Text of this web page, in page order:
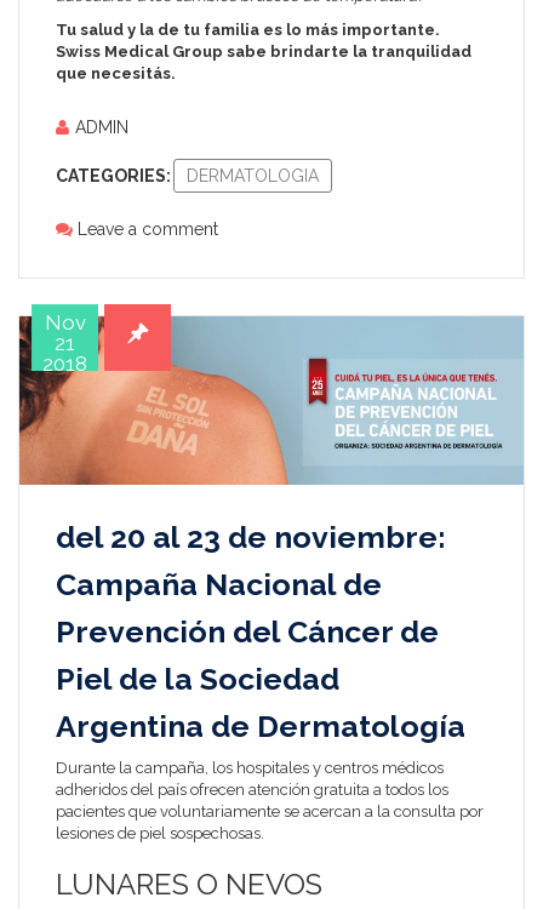
Tu salud y la de tu familia es lo más importante.
Swiss Medical Group sabe brindarte la tranquilidad
que necesitás.
ADMIN
CATEGORIES: DERMATOLOGIA
Leave a comment
Nov
21
2018
del 20 al 23 de noviembre:
Campaña Nacional de
Prevención del Cáncer de
Piel de la Sociedad
Argentina de Dermatología
Durante la campaña, los hospitales y centros médicos
adheridos del país ofrecen atención gratuita a todos los
pacientes que voluntariamente se acercan a la consulta por
lesiones de piel sospechosas.
LUNARES O NEVOS